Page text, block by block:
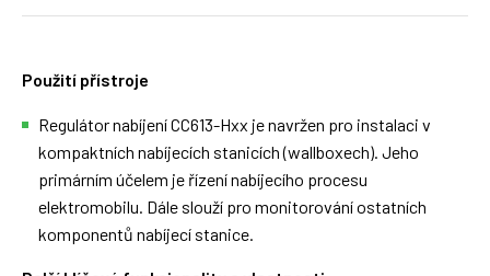
Použití přístroje
Regulátor nabíjení CC613-Hxx je navržen pro instalaci v
kompaktních nabíjecích stanicích (wallboxech). Jeho
primárním účelem je řízení nabíjecího procesu
elektromobilu. Dále slouží pro monitorování ostatních
komponentů nabíjecí stanice.